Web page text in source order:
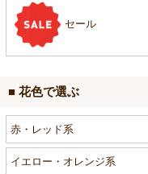
セール
■ 花色で選ぶ
赤・レッド系
イエロー・オレンジ系